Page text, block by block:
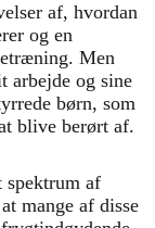
af, hvordan
og en
Men
arbejde og sine
børn, som
blive berørt af.
spektrum af
mange af disse